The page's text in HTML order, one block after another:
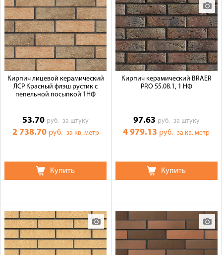
Кирпич лицевой керамический
ЛСР Красный флэш рустик с
пепельной посыпкой 1НФ
53.70 руб.за штуку
2 738.70 руб. за кв. метр
Купить
Кирпич керамический BRAER
PRO 55.08.1, 1 НФ
97.63 руб. за штуку
4 979.13 руб.за кв. метр
Купить